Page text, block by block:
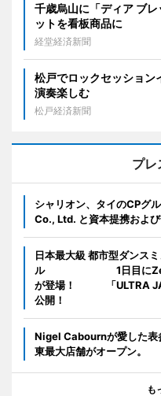
千歳烏山に「ディア ブ
ットを看板商品に
経堂経済新聞
松戸でロックセッショ
演奏楽しむ
松戸経済新聞
プレ
シャリオン、タイのCPグ
Co., Ltd. と資本提携およ
日本最大級 都市型ダンス
ル 1日目にZedd
が登場！ 「ULTRA
公開！
Nigel Cabournが愛した表
東最大店舗がオープン。
も